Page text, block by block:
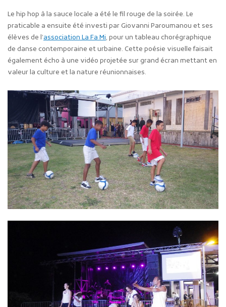
Le hip hop à la sauce locale a été le fil rouge de la soirée. Le
praticable a ensuite été investi par Giovanni Paroumanou et ses
élèves de l’association La Fa Mi, pour un tableau chorégraphique
de danse contemporaine et urbaine. Cette poésie visuelle faisait
également écho à une vidéo projetée sur grand écran mettant en
valeur la culture et la nature réunionnaises.